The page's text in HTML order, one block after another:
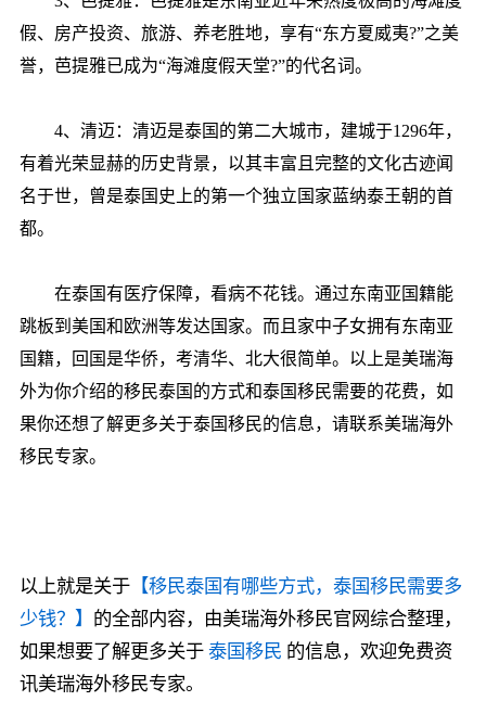
假、房产投资、旅游、养老胜地，享有“东方夏威夷?”之美
誉，芭提雅已成为“海滩度假天堂?”的代名词。
4、清迈：清迈是泰国的第二大城市，建城于1296年，
有着光荣显赫的历史背景，以其丰富且完整的文化古迹闻
名于世，曾是泰国史上的第一个独立国家蓝纳泰王朝的首
都。
在泰国有医疗保障，看病不花钱。通过东南亚国籍能
跳板到美国和欧洲等发达国家。而且家中子女拥有东南亚
国籍，回国是华侨，考清华、北大很简单。以上是美瑞海
外为你介绍的移民泰国的方式和泰国移民需要的花费，如
果你还想了解更多关于泰国移民的信息，请联系美瑞海外
移民专家。
以上就是关于【移民泰国有哪些方式，泰国移民需要多
少钱？】 的全部内容，由美瑞海外移民官网综合整理，
如果想要了解更多关于 泰国移民 的信息，欢迎免费资
讯美瑞海外移民专家。